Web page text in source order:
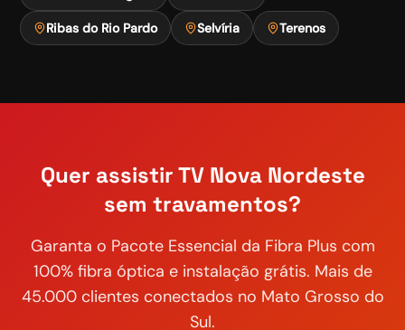
Ribas do Rio Pardo Selvíria Terenos
Quer assistirTV Nova Nordeste
sem travamentos?
Garanta o Pacote Essencial da Fibra Plus com
100% fibra óptica e instalação grátis. Mais de
45.000 clientes conectados no Mato Grosso do
Sul.